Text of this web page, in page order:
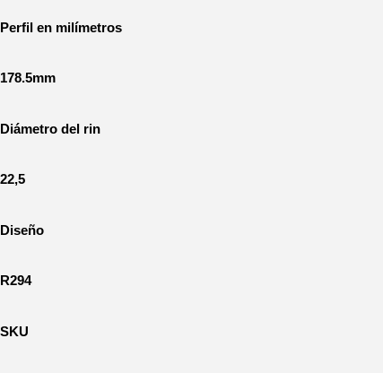
Perfil en milímetros
178.5mm
Diámetro del rin
22,5
Diseño
R294
SKU